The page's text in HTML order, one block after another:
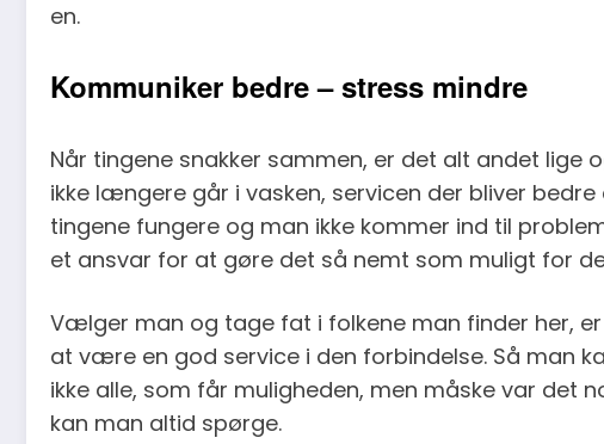
en.
Kommuniker bedre – stress mindre
Når tingene snakker sammen, er det alt andet lige
ikke længere går i vasken, servicen der bliver
tingene fungere og man ikke kommer ind til
et ansvar for at gøre det så nemt som muligt for
Vælger man og tage fat i folkene man finder her,
at være en god service i den forbindelse. Så man
ikke alle, som får muligheden, men måske var det
kan man altid spørge.